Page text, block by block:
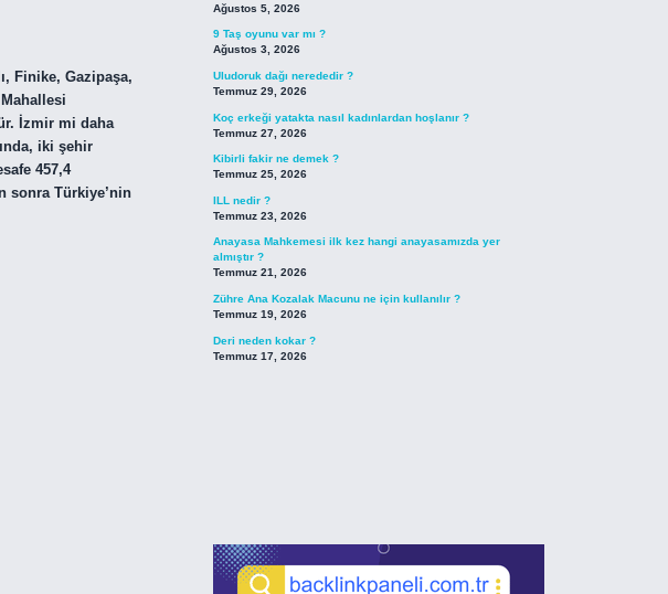
Finike, Gazipaşa,
İzmir mi daha
iki şehir
457,4
sonra Türkiye’nin
Ağustos 5, 2026
9 Taş oyunu var mı ?
Ağustos 3, 2026
Uludoruk dağı nerededir ?
Temmuz 29, 2026
Koç erkeği yatakta nasıl kadınlardan hoşlanır ?
Temmuz 27, 2026
Kibirli fakir ne demek ?
Temmuz 25, 2026
ILL nedir ?
Temmuz 23, 2026
Anayasa Mahkemesi ilk kez hangi anayasamızda yer
almıştır ?
Temmuz 21, 2026
Zühre Ana Kozalak Macunu ne için kullanılır ?
Temmuz 19, 2026
Deri neden kokar ?
Temmuz 17, 2026